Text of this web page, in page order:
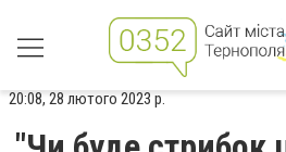
20:08, 28 лютого 2023 р.